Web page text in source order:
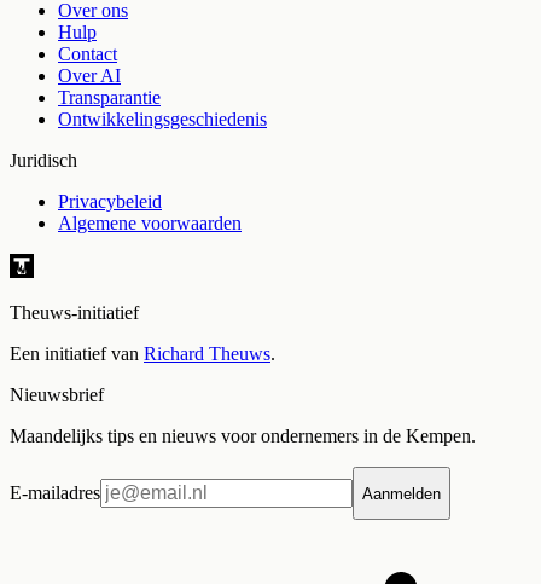
Over ons
Hulp
Contact
Over AI
Transparantie
Ontwikkelingsgeschiedenis
Juridisch
Privacybeleid
Algemene voorwaarden
Theuws-initiatief
Een initiatief van Richard Theuws.
Nieuwsbrief
Maandelijks tips en nieuws voor ondernemers in de Kempen.
E-mailadres Aanmelden